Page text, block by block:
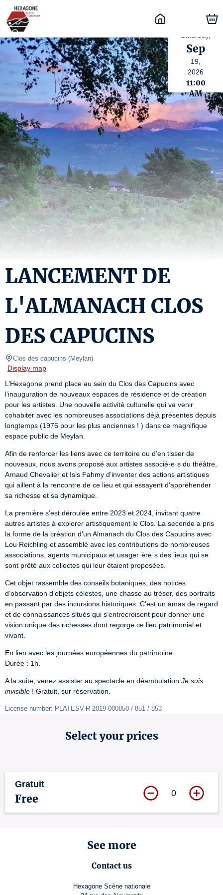
Sep
19,
2026
11:00
AM
LANCEMENT DE
L'ALMANACH CLOS
DES CAPUCINS
Clos des capucins (Meylan)
Display map
L’Hexagone prend place au sein du Clos des Capucins avec
l’inauguration de nouveaux espaces de résidence et de création
pour les artistes. Une nouvelle activité culturelle qui va venir
cohabiter avec les nombreuses associations déjà présentes depuis
longtemps (1976 pour les plus anciennes ! ) dans ce magnifique
espace public de Meylan.
Afin de renforcer les liens avec ce territoire ou d’en tisser de
nouveaux, nous avons proposé aux artistes associé·e·s du théâtre,
Arnaud Chevalier et Isis Fahmy d’inventer des actions artistiques
qui aillent à la rencontre de ce lieu et qui essayent d’appréhender
sa richesse et sa dynamique.
La première s’est déroulée entre 2023 et 2024, invitant quatre
autres artistes à explorer artistiquement le Clos. La seconde a pris
la forme de la création d’un Almanach du Clos des Capucins avec
Lou Reichling et assemblé avec les contributions de nombreuses
associations, agents municipaux et usager·ère·s des lieux qui se
sont prêté aux collectes qui leur étaient proposées.
Cet objet rassemble des conseils botaniques, des notices
d’observation d’objets célestes, une chasse au trésor, des portraits
en passant par des incursions historiques. C’est un amas de regard
et de connaissances situés qui s’entrecroisent pour donner une
vision unique des richesses dont regorge ce lieu patrimonial et
vivant.
En lien avec les journées européennes du patrimoine.
Durée : 1h.
A la suite, venez assister au spectacle en déambulation Je suis
invisible ! Gratuit, sur réservation.
License number: PLATESV-R-2019-000850 / 851 / 853
Select your prices
Gratuit
Free 0
See more
Contact us
Hexagone Scène nationale